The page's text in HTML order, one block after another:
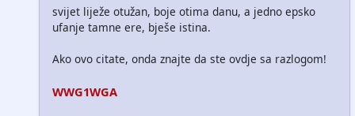
svijet liježe otužan, boje otima danu, a jedno epsko
ufanje tamne ere, bješe istina.
Ako ovo citate, onda znajte da ste ovdje sa razlogom!
WWG1WGA